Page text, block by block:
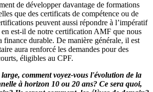
de développer davantage de formations
que des certificats de compétence ou de
peuvent aussi répondre à l’impératif
est-il de notre certification AMF que nous
finance durable. De manière générale, il est
aura renforcé les demandes pour des
éligibles au CPF.
comment voyez-vous l'évolution de la
à horizon 10 ou 20 ans? Ce sera quoi,